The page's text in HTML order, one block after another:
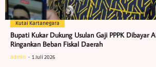
Kutai Kartanegara
Bupati Kukar Dukung Usulan Gaji PPPK Dibayar
Ringankan Beban Fiskal Daerah
admin 1 Juli 2026